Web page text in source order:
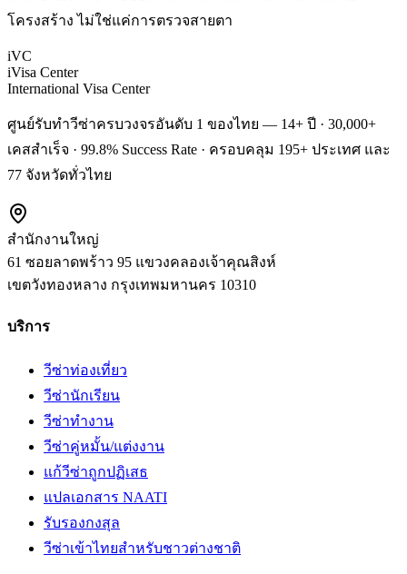
โครงสร้าง ไม่ใช่แค่การตรวจสายตา
iVC
iVisa Center
International Visa Center
ศูนย์รับทำวีซ่าครบวงจรอันดับ 1 ของไทย — 14+ ปี · 30,000+
เคสสำเร็จ · 99.8% Success Rate · ครอบคลุม 195+ ประเทศ และ
77 จังหวัดทั่วไทย
สำนักงานใหญ่
61 ซอยลาดพร้าว 95 แขวงคลองเจ้าคุณสิงห์
เขตวังทองหลาง กรุงเทพมหานคร 10310
บริการ
วีซ่าท่องเที่ยว
วีซ่านักเรียน
วีซ่าทำงาน
วีซ่าคู่หมั้น/แต่งงาน
แก้วีซ่าถูกปฏิเสธ
แปลเอกสาร NAATI
รับรองกงสุล
วีซ่าเข้าไทยสำหรับชาวต่างชาติ